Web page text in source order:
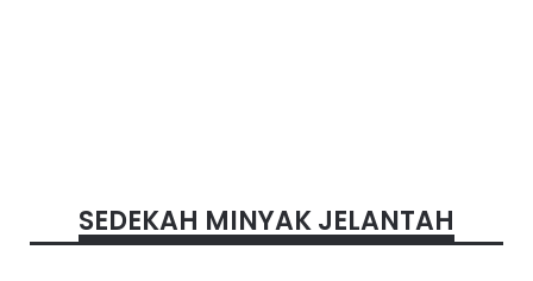
SEDEKAH MINYAK JELANTAH